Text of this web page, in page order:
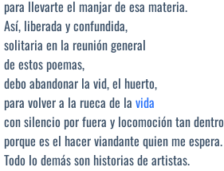
para llevarte el manjar de esa materia.
Así, liberada y confundida,
solitaria en la reunión general
de estos poemas,
debo abandonar la vid, el huerto,
para volver a la rueca de la vida
con silencio por fuera y locomoción tan dentro
porque es el hacer viandante quien me espera.
Todo lo demás son historias de artistas.